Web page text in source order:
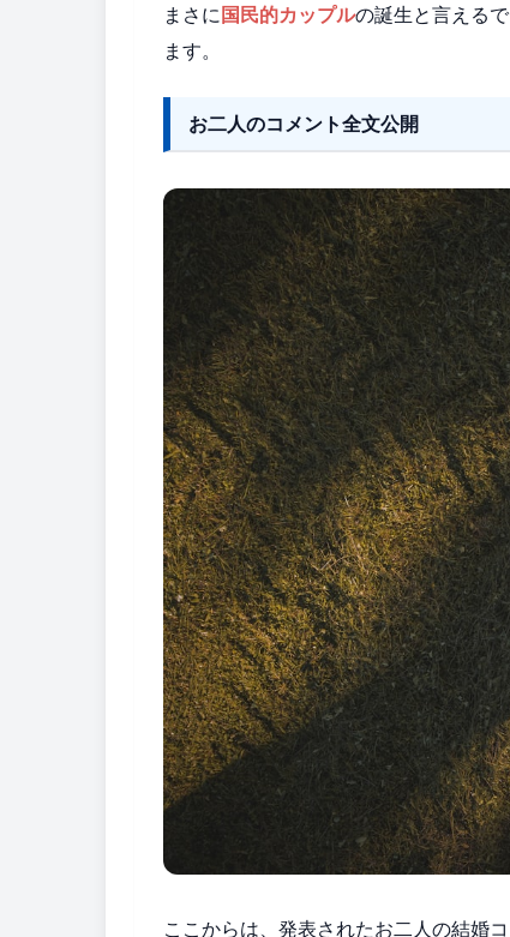
まさに国民的カップルの誕生と言える
ます。
お二人のコメント全文公開
ここからは、発表されたお二人の結婚